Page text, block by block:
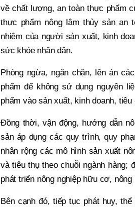
về chất lượng, an toàn thực phẩm
thực phẩm nông lâm thủy sản an
nhiệm của người sản xuất, kinh
sức khỏe nhân dân.
Phòng ngừa, ngăn chặn, lên án
phẩm để không sử dụng nguyên
phẩm vào sản xuất, kinh doanh, tiêu
Đồng thời, vận động, hướng dẫn
sản áp dụng các quy trình, quy
nhân rộng các mô hình sản xuất
và tiêu thụ theo chuỗi ngành hàng;
phát triển nông nghiệp hữu cơ,
Bên cạnh đó, tiếp tục phát huy,